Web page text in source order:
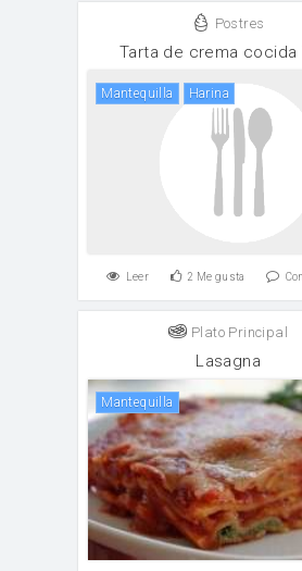
Postres
Tarta de crema cocida
mantequilla harina
Leer 2 Me gusta
Plato Principal
Lasagna
mantequilla